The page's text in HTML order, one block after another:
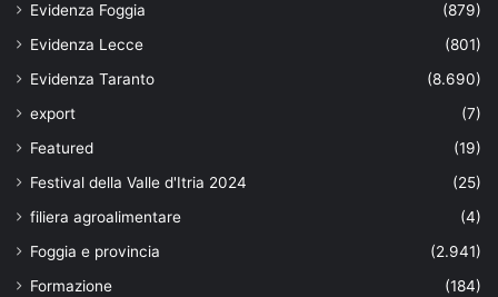
Evidenza Foggia
(879)
Evidenza Lecce
(801)
Evidenza Taranto
(8.690)
export
(7)
Featured
(19)
Festival della Valle d'Itria 2024
(25)
filiera agroalimentare
(4)
Foggia e provincia
(2.941)
Formazione
(184)